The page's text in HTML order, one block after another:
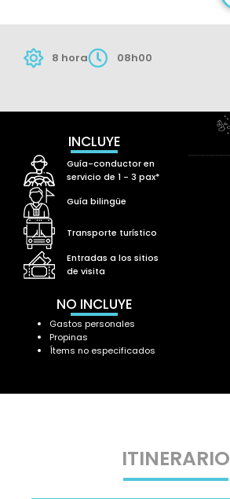
8 hora 08h00
INCLUYE
Guía-conductor en
servicio de 1 - 3 pax*
Guía bilingüe
Transporte turístico
Entradas a los sitios
de visita
NO INCLUYE
Gastos personales
Propinas
Ítems no especificados
ITINERARIO